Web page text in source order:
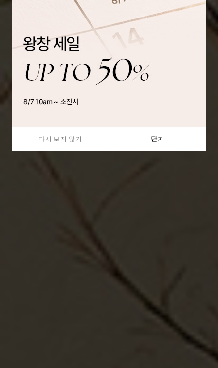
다시 보지 않기 닫기